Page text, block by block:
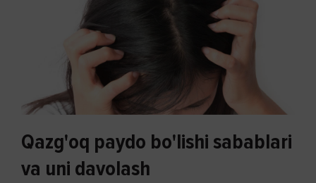
Qazg'oq paydo bo'lishi sabablari
va uni davolash